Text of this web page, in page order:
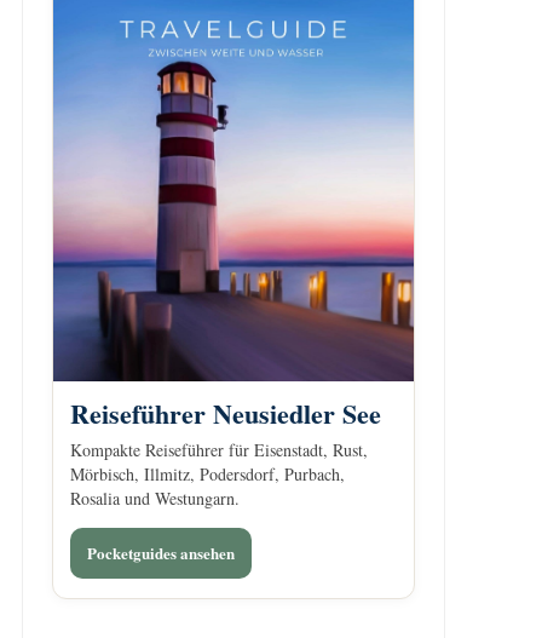
Reiseführer Neusiedler See
Kompakte Reiseführer für Eisenstadt, Rust,
Mörbisch, Illmitz, Podersdorf, Purbach,
Rosalia und Westungarn.
Pocketguides ansehen